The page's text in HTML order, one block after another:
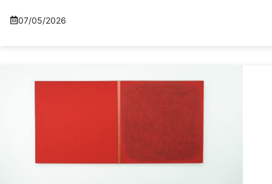
07/05/2026